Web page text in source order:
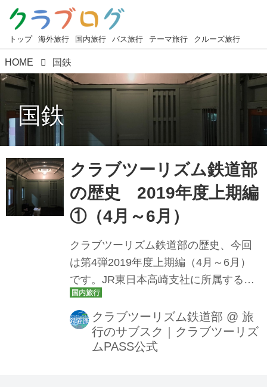
トップ 海外旅行 国内旅行 バス旅行 テーマ旅行 クルーズ旅行
HOME 国鉄
国鉄
クラブツーリズム鉄道部
の歴史 2019年度上期編
①（4月～6月）
クラブツーリズム鉄道部の歴史、今回
は第4弾2019年度上期編（4月～6月）
です。JR東日本高崎支社に所属する旧
型客車のツアー。沿道にもたくさんの
方がいました。平成最後の日（4月30
日）、令和最初の日（5月1日）に行っ
た近鉄団体専用列車「楽」のツアーに
クラブツーリズム鉄道部 @ 旅
行のサブスク｜クラブツーリズ
ムPASS公式